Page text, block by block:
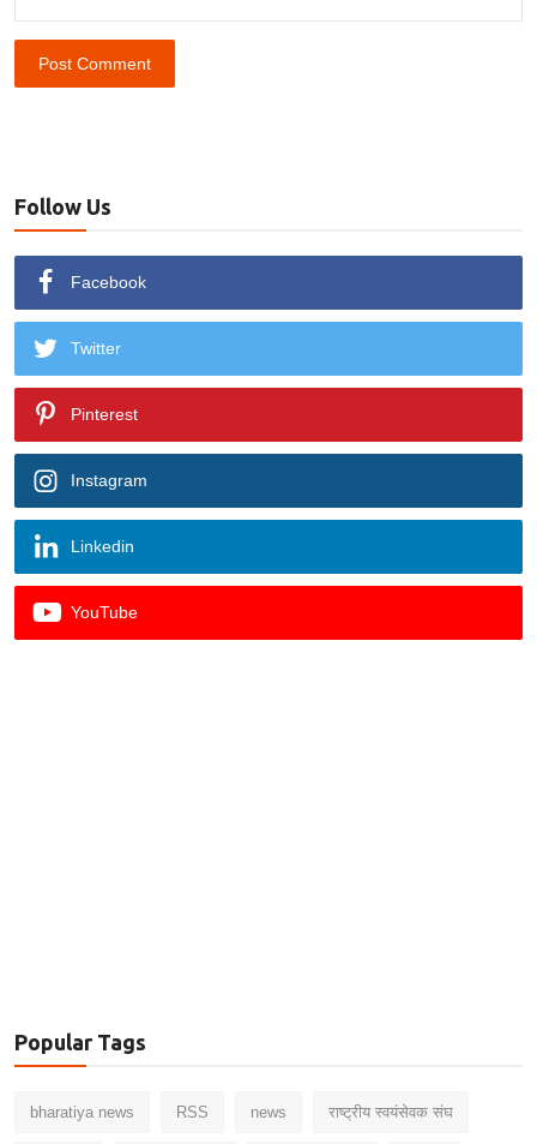
Post Comment
Follow Us
Facebook
Twitter
Pinterest
Instagram
Linkedin
YouTube
Popular Tags
bharatiya news RSS news राष्ट्रीय स्वयंसेवक संघ